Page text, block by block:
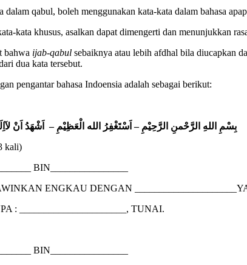
dalam qabul, boleh menggunakan kata-kata dalam bahasa
kata khusus, asalkan dapat dimengerti dan menunjukkan
bahwa ijab-qabul sebaiknya atau lebih afdhal bila diucapkan
dua kata tersebut.
pengantar bahasa Indoensia adalah sebagai berikut:
بِسْمِ اللهِ الرَّحْمنِ الرَّحِيْمِ – اَسْتَغْفِرُ الله الْعَظِيْمِ – اَشْهَدُ اَنْ
kali)
BIN________________
ENGKAU DENGAN
: ______________________, TUNAI.
BIN________________